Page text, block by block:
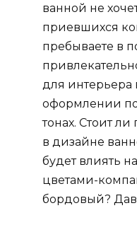
ванной не
приевшихся
пребываете в
для интерьера
оформлении
тонах. Стоит
в дизайне
будет влиять
цветами-
бордовый?